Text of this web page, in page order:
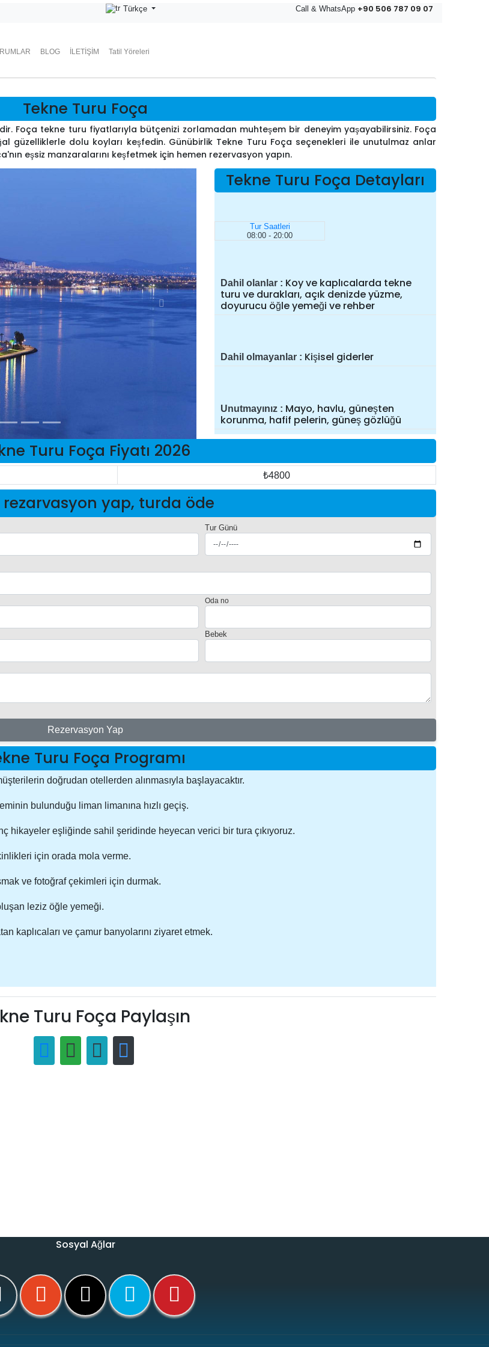
BLOG İLETIŞIM Tatil Yöreleri
Türkçe Call & WhatsApp +90 506 787 09 07
Tekne Turu Foça
Foça tekne turu fiyatlarıyla bütçenizi zorlamadan muhteşem bir deneyim yaşayabilirsiniz. Foça
güzelliklerle dolu koyları keşfedin. Günübirlik Tekne Turu Foça seçenekleri ile unutulmaz anlar
eşsiz manzaralarını keşfetmek için hemen rezervasyon yapın.
Tekne Turu Foça Detayları
Tur Saatleri
08:00 - 20:00
Dahil olanlar
Koy ve kaplıcalarda tekne
turu ve durakları, açık denizde yüzme,
doyurucu öğle yemeği ve rehber
Dahil olmayanlar Kişisel giderler
Unutmayınız
Mayo, havlu, güneşten
korunma, hafif pelerin, güneş gözlüğü
Turu Foça Fiyatı 2026
₺4800
yap, turda öde
Tur Günü
Oda no
Bebek
Rezervasyon Yap
Turu Foça Programı
doğrudan otellerden alınmasıyla başlayacaktır.
bulunduğu liman limanına hızlı geçiş.
hikayeler eşliğinde sahil şeridinde heyecan verici bir tura çıkıyoruz.
için orada mola verme.
ve fotoğraf çekimleri için durmak.
leziz öğle yemeği.
kaplıcaları ve çamur banyolarını ziyaret etmek.
Turu Foça Paylaşın
Sosyal Ağlar